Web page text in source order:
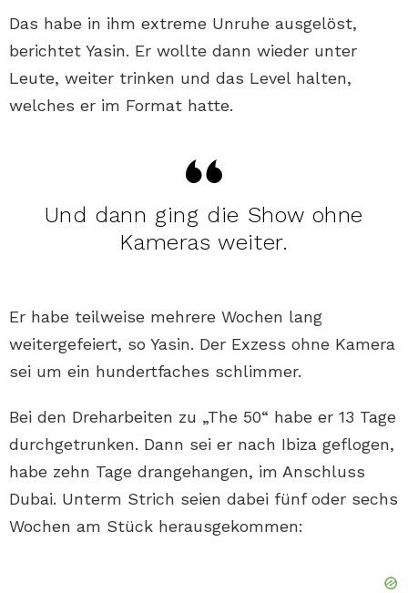
Das habe in ihm extreme Unruhe ausgelöst,
berichtet Yasin. Er wollte dann wieder unter
Leute, weiter trinken und das Level halten,
welches er im Format hatte.
Und dann ging die Show ohne
Kameras weiter.
Er habe teilweise mehrere Wochen lang
weitergefeiert, so Yasin. Der Exzess ohne Kamera
sei um ein hundertfaches schlimmer.
Bei den Dreharbeiten zu „The 50“ habe er 13 Tage
durchgetrunken. Dann sei er nach Ibiza geflogen,
habe zehn Tage drangehangen, im Anschluss
Dubai. Unterm Strich seien dabei fünf oder sechs
Wochen am Stück herausgekommen: